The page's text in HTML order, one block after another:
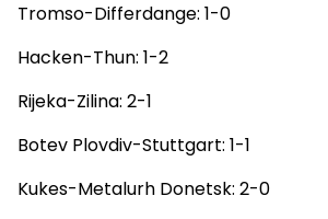
Tromso-Differdange: 1-0
Hacken-Thun: 1-2
Rijeka-Zilina: 2-1
Botev Plovdiv-Stuttgart: 1-1
Kukes-Metalurh Donetsk: 2-0